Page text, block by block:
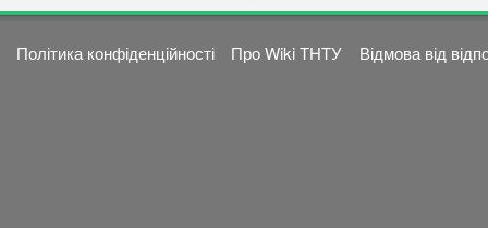
Політика конфіденційності Про Wiki ТНТУ Відмова від